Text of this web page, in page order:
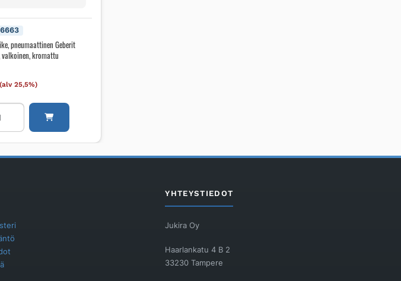
pneumaattinen Geberit
kromattu
(alv 25,5%)
YHTEYSTIEDOT
Jukira Oy
Haarlankatu 4 B 2
33230 Tampere